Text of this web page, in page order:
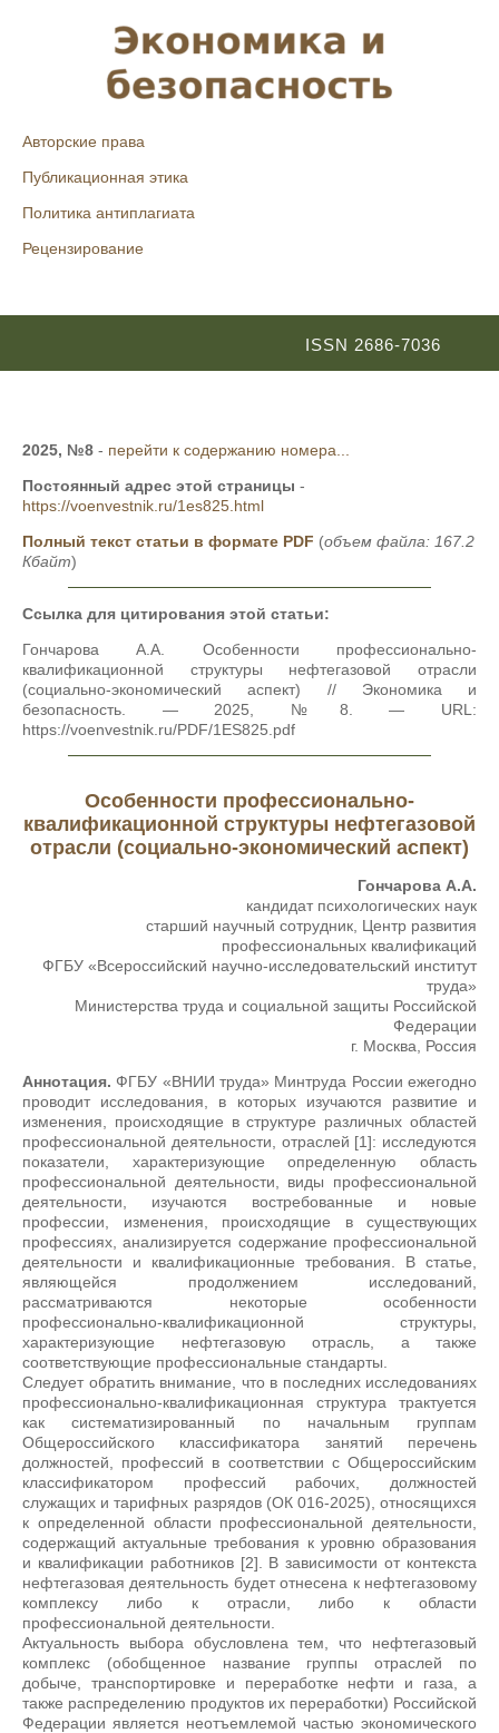
Авторские права
Публикационная этика
Политика антиплагиата
Рецензирование
ISSN 2686-7036
2025, №8 - перейти к содержанию номера...
Постоянный адрес этой страницы -
https://voenvestnik.ru/1es825.html
Полный текст статьи в формате PDF (объем файла: 167.2
Кбайт)
Ссылка для цитирования этой статьи:
Гончарова А.А. Особенности профессионально-
квалификационной структуры нефтегазовой отрасли
(социально-экономический аспект) // Экономика и
безопасность. — 2025, №8. — URL:
https://voenvestnik.ru/PDF/1ES825.pdf
Особенности профессионально-
квалификационной структуры нефтегазовой
отрасли (социально-экономический аспект)
Гончарова А.А.
кандидат психологических наук
старший научный сотрудник, Центр развития
профессиональных квалификаций
ФГБУ «Всероссийский научно-исследовательский институт
труда»
Министерства труда и социальной защиты Российской
Федерации
г. Москва, Россия
Аннотация. ФГБУ «ВНИИ труда» Минтруда России ежегодно
проводит исследования, в которых изучаются развитие и
изменения, происходящие в структуре различных областей
профессиональной деятельности, отраслей [1]: исследуются
показатели, характеризующие определенную область
профессиональной деятельности, виды профессиональной
деятельности, изучаются востребованные и новые
профессии, изменения, происходящие в существующих
профессиях, анализируется содержание профессиональной
деятельности и квалификационные требования. В статье,
являющейся продолжением исследований,
рассматриваются некоторые особенности
профессионально-квалификационной структуры,
характеризующие нефтегазовую отрасль, а также
соответствующие профессиональные стандарты.
Следует обратить внимание, что в последних исследованиях
профессионально-квалификационная структура трактуется
как систематизированный по начальным группам
Общероссийского классификатора занятий перечень
должностей, профессий в соответствии с Общероссийским
классификатором профессий рабочих, должностей
служащих и тарифных разрядов (ОК 016-2025), относящихся
к определенной области профессиональной деятельности,
содержащий актуальные требования к уровню образования
и квалификации работников [2]. В зависимости от контекста
нефтегазовая деятельность будет отнесена к нефтегазовому
комплексу либо к отрасли, либо к области
профессиональной деятельности.
Актуальность выбора обусловлена тем, что нефтегазовый
комплекс (обобщенное название группы отраслей по
добыче, транспортировке и переработке нефти и газа, а
также распределению продуктов их переработки) Российской
Федерации является неотъемлемой частью экономического